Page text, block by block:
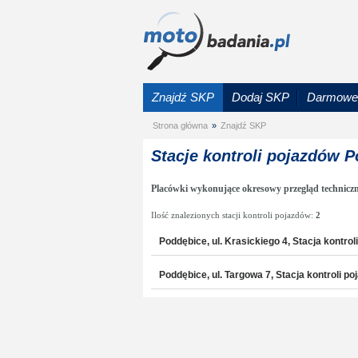
Znajdź SKP Dodaj SKP
Strona główna » Znajdź SKP
Stacje kontroli pojazdów
Placówki wykonujące okresowy przegląd
Ilość znalezionych stacji kontroli pojazdów: 2
Poddębice, ul. Krasickiego 4, Stacja
Poddębice, ul. Targowa 7, Stacja kontroli